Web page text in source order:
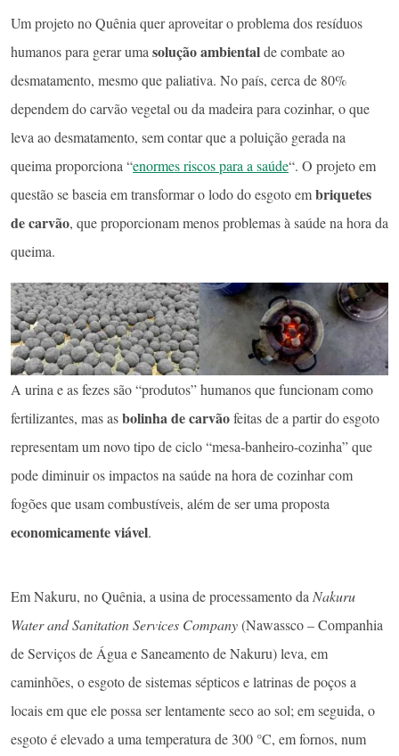
Um projeto no Quênia quer aproveitar o problema dos resíduos
humanos para gerar umasolução ambientalde combate ao
desmatamento, mesmo que paliativa. No país, cerca de 80%
dependem do carvão vegetal ou da madeira para cozinhar, o que
leva ao desmatamento, sem contar que a poluição gerada na
queima proporciona “enormes riscos para a saúde“. O projeto em
questão se baseia em transformar o lodo do esgoto embriquetes
de carvão, que proporcionam menos problemas à saúde na hora da
queima.
A urina e as fezes são “produtos” humanos que funcionam como
fertilizantes, mas asbolinha de carvãofeitas de a partir do esgoto
representam um novo tipo de ciclo “mesa-banheiro-cozinha” que
pode diminuir os impactos na saúde na hora de cozinhar com
fogões que usam combustíveis, além de ser uma proposta
economicamente viável.
Em Nakuru, no Quênia, a usina de processamento da Nakuru
Water and Sanitation Services Company(Nawassco – Companhia
de Serviços de Água e Saneamento de Nakuru) leva, em
caminhões, o esgoto de sistemas sépticos e latrinas de poços a
locais em que ele possa ser lentamente seco ao sol; em seguida, o
esgoto é elevado a uma temperatura de 300 °C, em fornos, num